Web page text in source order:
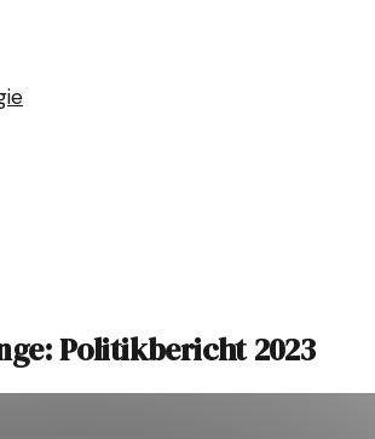
Politikbericht 2023